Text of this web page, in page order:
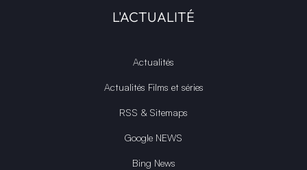
L'ACTUALITÉ
Actualités
Actualités Films et séries
RSS & Sitemaps
Google NEWS
Bing News